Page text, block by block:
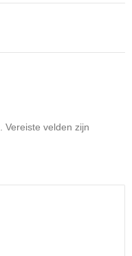
Vereiste velden zijn